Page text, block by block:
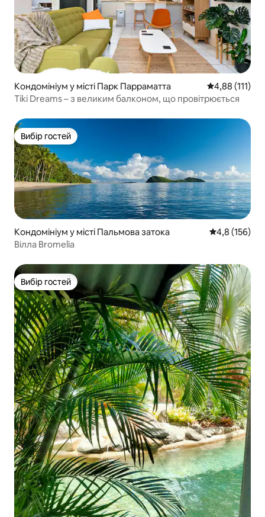
Кондомініум у місті Парк Парраматта Середня
4,88 (111)
Tiki Dreams – з великим балконом, що провітрюється
Вибір гостей
Вибір гостей
Кондомініум у місті Пальмова затока Середня
4,8 (156)
Вілла Bromelia
Вибір гостей
Вибір гостей